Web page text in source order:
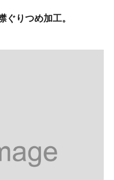
りつめ加工。